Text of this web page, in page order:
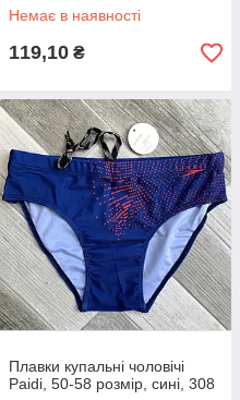
Немає в наявності
119,10 ₴
Плавки купальні чоловічі
Paidi, 50-58 розмір, сині, 308